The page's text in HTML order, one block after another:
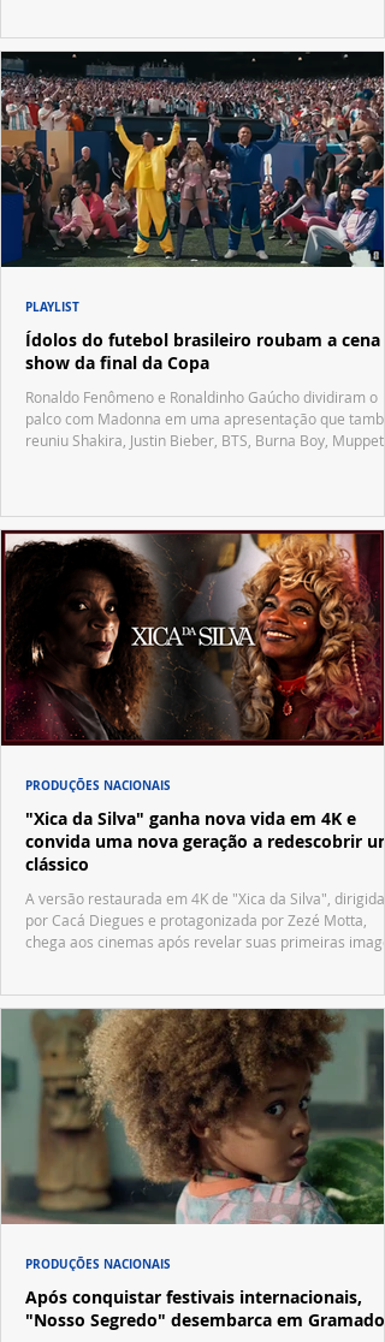
Ídolos do futebol brasileiro roubam a cena
show da final da Copa
Ronaldo Fenômeno e Ronaldinho Gaúcho dividiram o
palco com Madonna em uma apresentação que
reuniu Shakira, Justin Bieber, BTS, Burna Boy, Muppets,
PLAYLIST
"Xica da Silva" ganha nova vida em 4K e
convida uma nova geração a redescobrir um
clássico
A versão restaurada em 4K de "Xica da Silva", dirigida
por Cacá Diegues e protagonizada por Zezé Motta,
chega aos cinemas após revelar suas primeiras
PRODUÇÕES NACIONAIS
Após conquistar festivais internacionais,
"Nosso Segredo" desembarca em Gramado
PRODUÇÕES NACIONAIS